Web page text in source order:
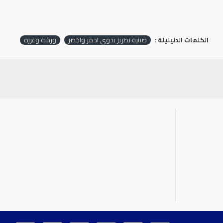
الكلمات الدليليلة : صينية تطريز يدوي احمر واخضر ورشة وغرزه